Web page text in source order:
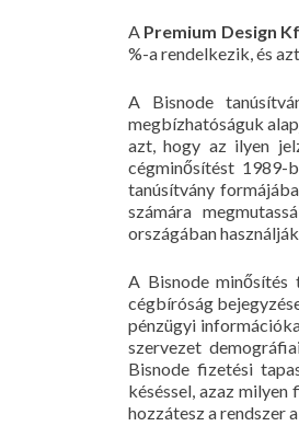
A Premium Design
%-a rendelkezik, és
A Bisnode
megbízhatóságuk
azt, hogy az ilyen
cégminősítést 1989-
tanúsítvány
számára
országában
A Bisnode
cégbíróság
pénzügyi
szervezet
Bisnode fizetési
késéssel, azaz
hozzátesz a rendszer